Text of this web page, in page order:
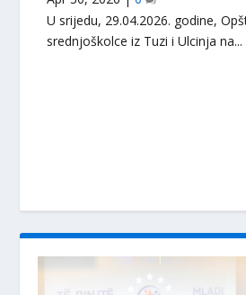
U srijedu, 29.04.2026. godine,
srednjoškolce iz Tuzi i Ulcinja na...